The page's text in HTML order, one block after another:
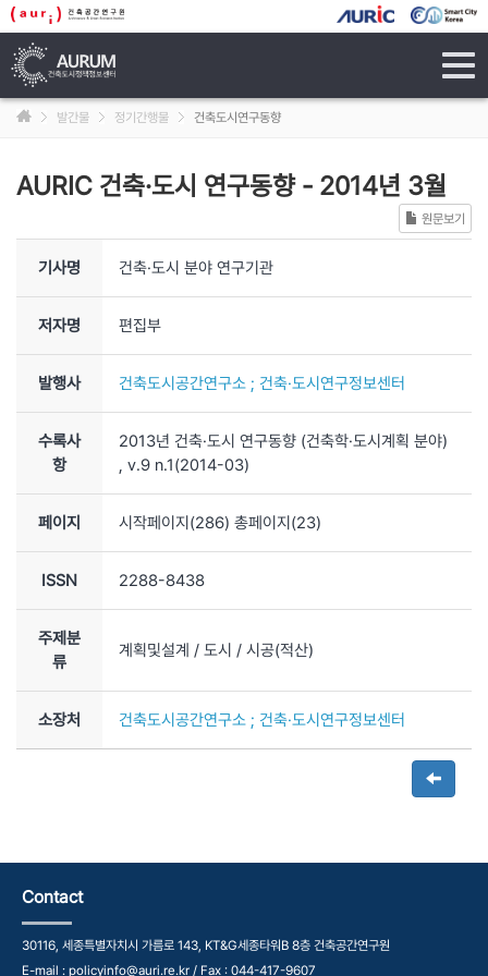
발간물 정기간행물 건축도시연구동향
AURIC 건축·도시 연구동향- 2014년 3월
원문보기
기사명 건축·도시 분야 연구기관
저자명 편집부
발행사 건축도시공간연구소 ; 건축·도시연구정보센터
수록사
항
2013년 건축·도시 연구동향 (건축학·도시계획 분야)
, v.9 n.1(2014-03)
페이지 시작페이지(286) 총페이지(23)
ISSN 2288-8438
주제분
류
계획및설계 / 도시 / 시공(적산)
소장처 건축도시공간연구소 ; 건축·도시연구정보센터
Contact
30116, 세종특별자치시 가름로 143, KT&G세종타워B 8층 건축공간연구원
E-mail : policyinfo@auri.re.kr / Fax : 044-417-9607